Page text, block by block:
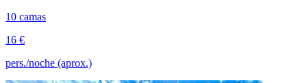
10 camas
16 €
pers./noche (aprox.)